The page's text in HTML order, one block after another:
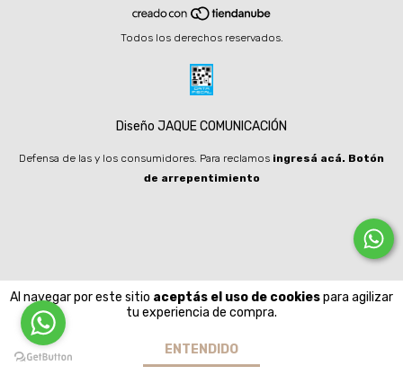
Al navegar por este sitio aceptás el uso de cookiespara agilizar
tu experiencia de compra.
ENTENDIDO
Todos los derechos reservados.
Diseño JAQUE COMUNICACIÓN
Defensa de las y los consumidores. Para reclamos ingresá acá. Botón
de arrepentimiento